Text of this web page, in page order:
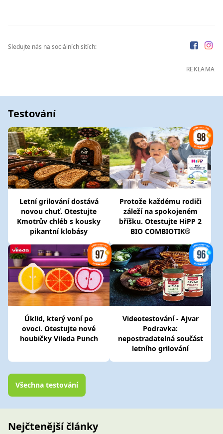
Sledujte nás na sociálních sítích:
REKLAMA
Testování
Letní grilování dostává
novou chuť. Otestujte
Kmotrův chléb s kousky
pikantní klobásy
Protože každému rodiči
záleží na spokojeném
bříšku. Otestujte HiPP 2
BIO COMBIOTIK®
Úklid, který voní po
ovoci. Otestujte nové
houbičky Vileda Punch
Videotestování - Ajvar
Podravka:
nepostradatelná součást
letního grilování
Všechna testování
Nejčtenější články